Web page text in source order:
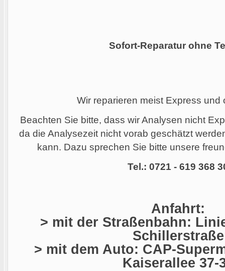
Sofort-Reparatur ohne
Wir reparieren meist Express und
Beachten Sie bitte, dass wir Analysen nicht
da die Analysezeit nicht vorab geschätzt
kann. Dazu sprechen Sie bitte unsere
Tel.: 0721 - 619 368
Anfahrt:
> mit der Straßenbahn:
Schillerstraße
> mit dem Auto: CAP-
Kaiserallee 37-